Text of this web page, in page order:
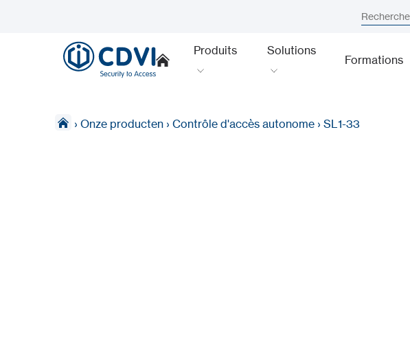
Produits Solutions
Formations
› Onze producten › Contrôle d'accès autonome › SL1-33